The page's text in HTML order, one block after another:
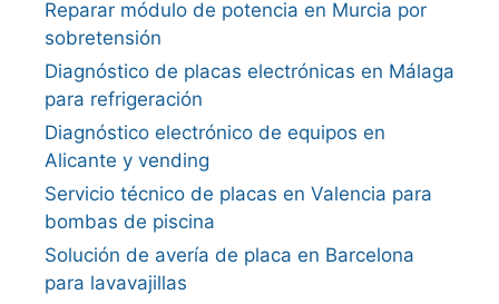
Reparar módulo de potencia en Murcia por
sobretensión
Diagnóstico de placas electrónicas en Málaga
para refrigeración
Diagnóstico electrónico de equipos en
Alicante y vending
Servicio técnico de placas en Valencia para
bombas de piscina
Solución de avería de placa en Barcelona
para lavavajillas